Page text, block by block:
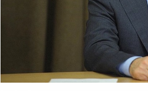
Встреча с гендиректором
Совещание по вопросу создания